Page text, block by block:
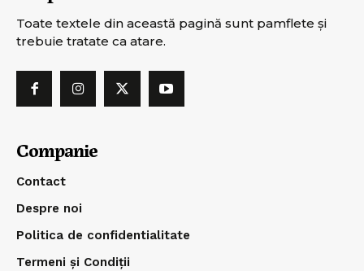
Toate textele din această pagină sunt pamflete şi
trebuie tratate ca atare.
Companie
Contact
Despre noi
Politica de confidentialitate
Termeni și Condiții